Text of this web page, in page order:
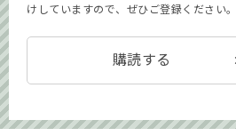
けしていますので、ぜひご登録ください。
購読する